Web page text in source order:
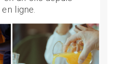
ligne.